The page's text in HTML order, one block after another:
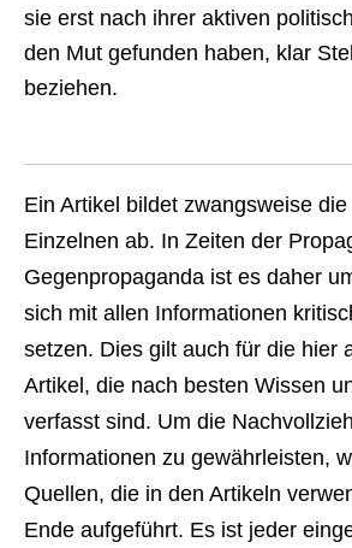
sie erst nach ihrer aktiven
den Mut gefunden haben, klar
beziehen.
Ein Artikel bildet zwangsweise
Einzelnen ab. In Zeiten der
Gegenpropaganda ist es daher
sich mit allen Informationen
setzen. Dies gilt auch für die hier
Artikel, die nach besten Wissen
verfasst sind. Um die
Informationen zu gewährleisten,
Quellen, die in den Artikeln
Ende aufgeführt. Es ist jeder